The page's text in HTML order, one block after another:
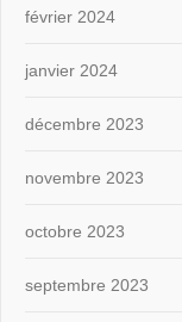
février 2024
janvier 2024
décembre 2023
novembre 2023
octobre 2023
septembre 2023